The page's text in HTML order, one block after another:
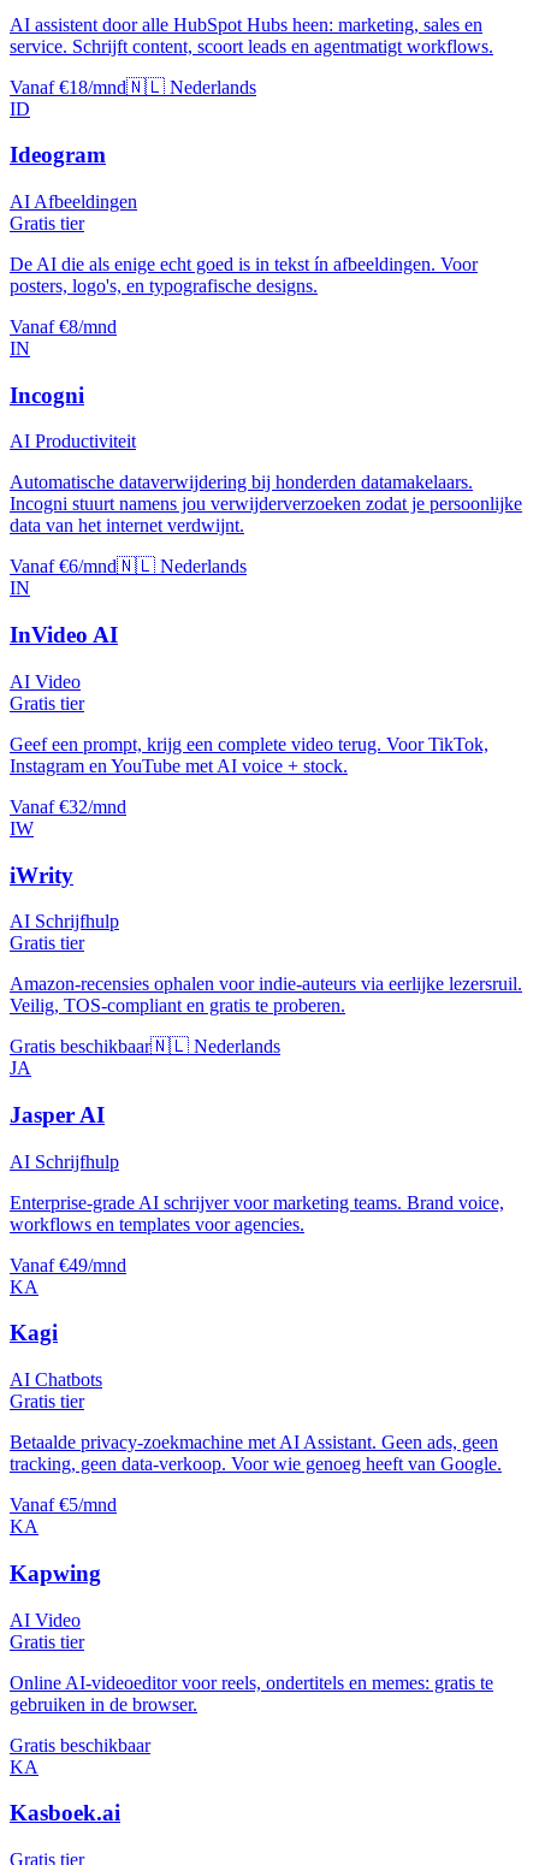
AI assistent door alle HubSpot Hubs heen: marketing, sales en
service. Schrijft content, scoort leads en agentmatigt workflows.
Vanaf €18/mnd🇳🇱 Nederlands
ID
Ideogram
AI Afbeeldingen
Gratis tier
De AI die als enige echt goed is in tekst ín afbeeldingen. Voor
posters, logo's, en typografische designs.
Vanaf €8/mnd
IN
Incogni
AI Productiviteit
Automatische dataverwijdering bij honderden datamakelaars.
Incogni stuurt namens jou verwijderverzoeken zodat je persoonlijke
data van het internet verdwijnt.
Vanaf €6/mnd🇳🇱 Nederlands
IN
InVideo AI
AI Video
Gratis tier
Geef een prompt, krijg een complete video terug. Voor TikTok,
Instagram en YouTube met AI voice + stock.
Vanaf €32/mnd
IW
iWrity
AI Schrijfhulp
Gratis tier
Amazon-recensies ophalen voor indie-auteurs via eerlijke lezersruil.
Veilig, TOS-compliant en gratis te proberen.
Gratis beschikbaar🇳🇱 Nederlands
JA
Jasper AI
AI Schrijfhulp
Enterprise-grade AI schrijver voor marketing teams. Brand voice,
workflows en templates voor agencies.
Vanaf €49/mnd
KA
Kagi
AI Chatbots
Gratis tier
Betaalde privacy-zoekmachine met AI Assistant. Geen ads, geen
tracking, geen data-verkoop. Voor wie genoeg heeft van Google.
Vanaf €5/mnd
KA
Kapwing
AI Video
Gratis tier
Online AI-videoeditor voor reels, ondertitels en memes: gratis te
gebruiken in de browser.
Gratis beschikbaar
KA
Kasboek.ai
Gratis tier